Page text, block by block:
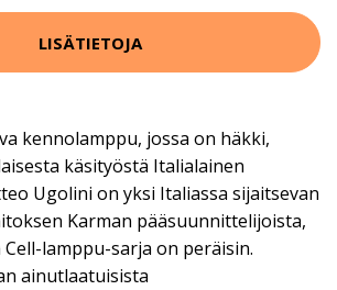
LISÄTIETOJA
kennolamppu, jossa on häkki,
käsityöstä Italialainen
Ugolini on yksi Italiassa sijaitsevan
Karman pääsuunnittelijoista,
lamppu-sarja on peräisin.
ainutlaatuisista